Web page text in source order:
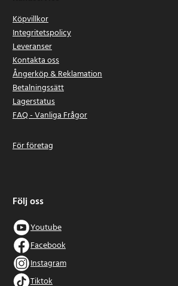
Köpvillkor
Integritetspolicy
Leveranser
Kontakta oss
Ångerköp & Reklamation
Betalningssätt
Lagerstatus
FAQ - Vanliga Frågor
För företag
Följ oss
Youtube
Facebook
Instagram
Tiktok